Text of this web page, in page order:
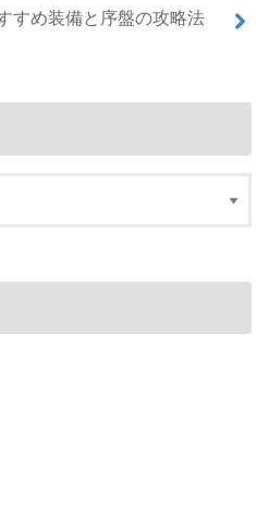
め装備と序盤の攻略法